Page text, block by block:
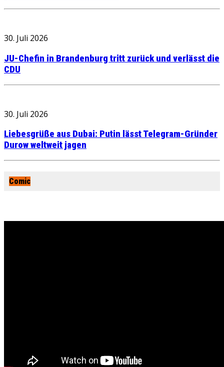
30. Juli 2026
JU-Chefin in Brandenburg tritt zurück und verlässt die
CDU
30. Juli 2026
Liebesgrüße aus Dubai: Putin lässt Telegram-Gründer
Durow weltweit jagen
Comic